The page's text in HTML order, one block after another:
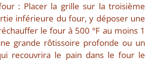
: Placer la grille sur la troisième
inférieure du four, y déposer une
le four à 500 °F au moins 1
grande rôtissoire profonde ou un
recouvrira le pain dans le four le